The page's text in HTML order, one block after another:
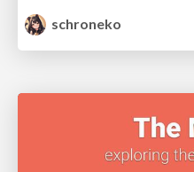
schroneko